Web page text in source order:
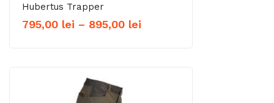
Hubertus Trapper
795,00 lei – 895,00 lei